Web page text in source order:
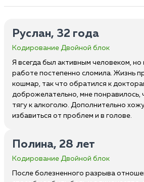
Руслан, 32 года
Кодирование Двойной блок
Я всегда был активным человеком, но
работе постепенно сломила. Жизнь
кошмар, так что обратился к
доброжелательно, мне понравилось,
тягу к алкоголю. Дополнительно
избавиться от проблем и в голове.
Полина, 28 лет
Кодирование Двойной блок
После болезненного разрыва